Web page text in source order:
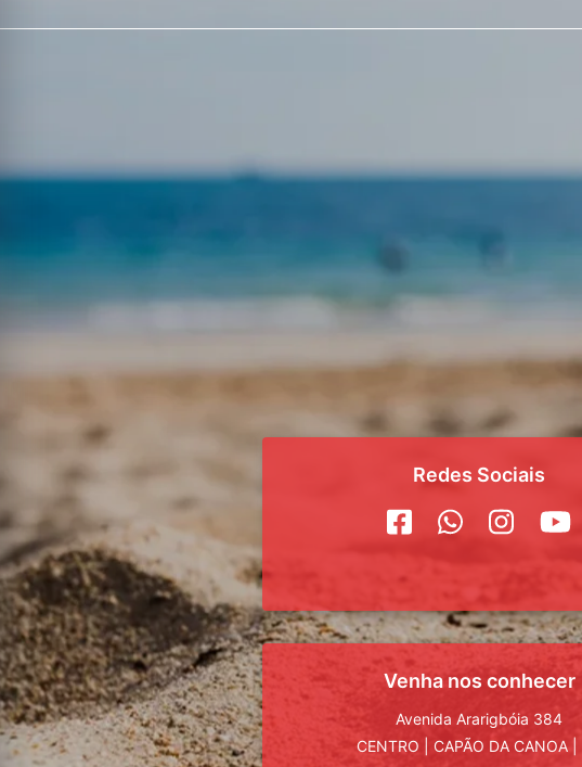
Redes Sociais
Venha nos conhecer
Avenida Ararigbóia 384
CENTRO
CAPÃO DA CANOA